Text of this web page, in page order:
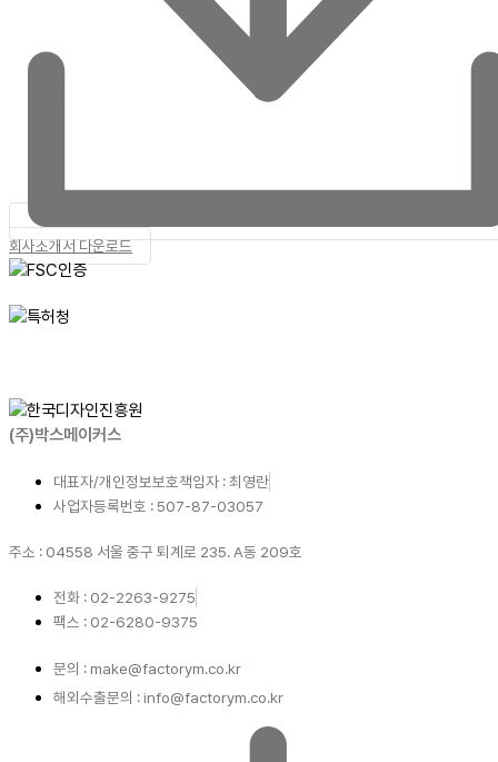
회사소개서 다운로드
(주)박스메이커스
대표자/개인정보보호책임자 : 최영란
사업자등록번호 : 507-87-03057
주소 : 04558 서울 중구 퇴계로 235. A동 209호
전화 : 02-2263-9275
팩스 : 02-6280-9375
문의 : make@factorym.co.kr
해외수출문의 : info@factorym.co.kr